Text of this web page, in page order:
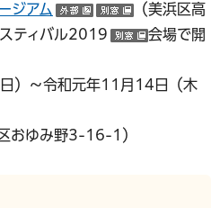
ジアム
（外部サイトへリ
（別ウイン
（美浜区高
ティバル2019
（別ウイ
会場で開
）～令和元年11月14日（木
おゆみ野3-16-1）